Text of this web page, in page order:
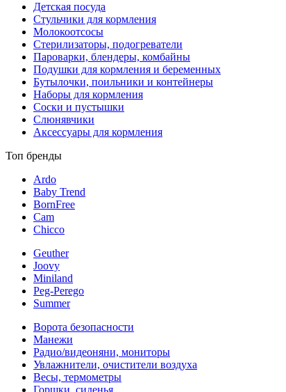
Детская посуда
Стульчики для кормления
Молокоотсосы
Стерилизаторы, подогреватели
Пароварки, блендеры, комбайны
Подушки для кормления и беременных
Бутылочки, поильники и контейнеры
Наборы для кормления
Соски и пустышки
Слюнявчики
Аксессуары для кормления
Топ бренды
Ardo
Baby Trend
BornFree
Cam
Chicco
Geuther
Joovy
Miniland
Peg-Perego
Summer
Ворота безопасности
Манежи
Радио/видеоняни, мониторы
Увлажнители, очистители воздуха
Весы, термометры
Горшки, сиденья